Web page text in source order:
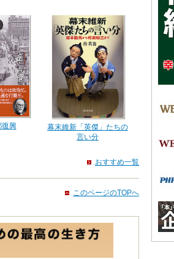
復興
幕末維新「英傑」たちの
言い分
おすすめ一覧
このページのTOPへ